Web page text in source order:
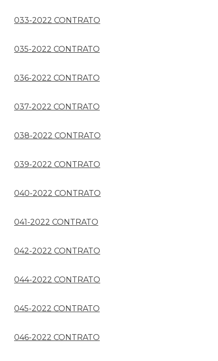
033-2022 CONTRATO
035-2022 CONTRATO
036-2022 CONTRATO
037-2022 CONTRATO
038-2022 CONTRATO
039-2022 CONTRATO
040-2022 CONTRATO
041-2022 CONTRATO
042-2022 CONTRATO
044-2022 CONTRATO
045-2022 CONTRATO
046-2022 CONTRATO